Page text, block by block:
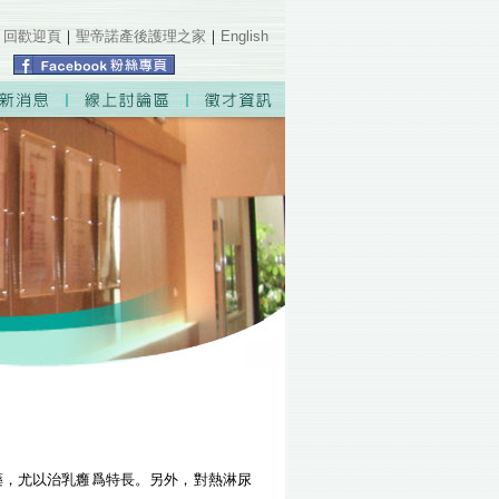
回歡迎頁 ｜ 聖帝諾產後護理之家 ｜ English
尤以治乳癰爲特長。另外，對熱淋尿